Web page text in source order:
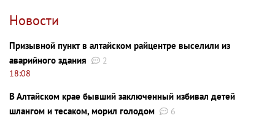
Новости
Призывной пункт в алтайском райцентре выселили из
аварийного здания
2
18:08
В Алтайском крае бывший заключенный избивал детей
шлангом и тесаком, морил голодом
6